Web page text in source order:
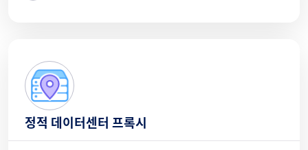
정적 데이터센터 프록시